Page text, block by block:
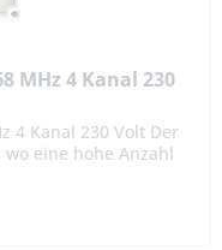
MHz 4 Kanal 230
4 Kanal 230 Volt Der
eine hohe Anzahl